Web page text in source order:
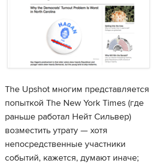
The Upshot многим представляется
попыткой The New York Times (где
раньше работал Нейт Сильвер)
возместить утрату — хотя
непосредственные участники
событий, кажется, думают иначе;